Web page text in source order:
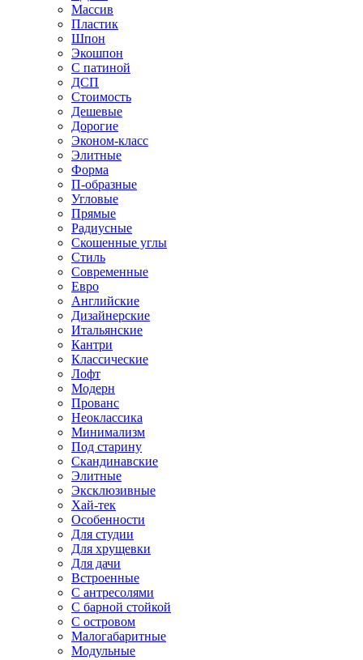
Массив
Пластик
Шпон
Экошпон
С патиной
ДСП
Стоимость
Дешевые
Дорогие
Эконом-класс
Элитные
Форма
П-образные
Угловые
Прямые
Радиусные
Скошенные углы
Стиль
Современные
Евро
Английские
Дизайнерские
Итальянские
Кантри
Классические
Лофт
Модерн
Прованс
Неоклассика
Минимализм
Под старину
Скандинавские
Элитные
Эксклюзивные
Хай-тек
Особенности
Для студии
Для хрущевки
Для дачи
Встроенные
С антресолями
С барной стойкой
С островом
Малогабаритные
Модульные